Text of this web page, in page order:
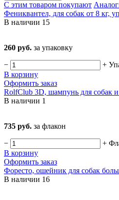
С этим товаром покупают
Фениквантел, для собак от 8 кг,
В наличии 15
260 руб. за упаковку
− +
В корзину
Оформить заказ
RolfClub 3D, шампунь для собак
В наличии 1
735 руб. за флакон
− +
В корзину
Оформить заказ
Форесто, ошейник для собак
В наличии 16